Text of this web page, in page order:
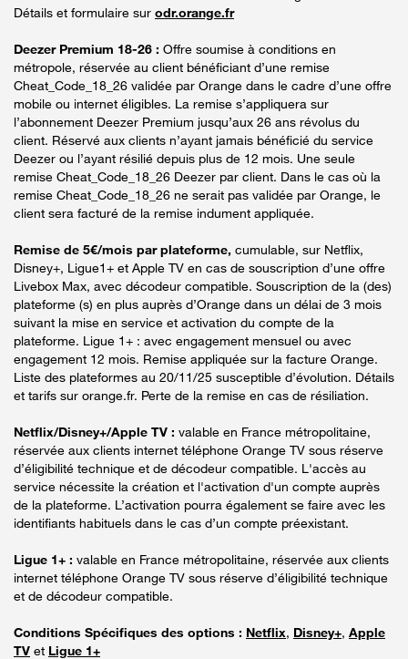
Détails et formulaire sur odr.orange.fr
Deezer Premium 18-26 : Offre soumise à conditions en
métropole, réservée au client bénéficiant d’une remise
Cheat_Code_18_26 validée par Orange dans le cadre d’une offre
mobile ou internet éligibles. La remise s’appliquera sur
l’abonnement Deezer Premium jusqu’aux 26 ans révolus du
client. Réservé aux clients n’ayant jamais bénéficié du service
Deezer ou l’ayant résilié depuis plus de 12 mois. Une seule
remise Cheat_Code_18_26 Deezer par client. Dans le cas où la
remise Cheat_Code_18_26 ne serait pas validée par Orange, le
client sera facturé de la remise indument appliquée.
Remise de 5€/mois par plateforme, cumulable, sur Netflix,
Disney+, Ligue1+ et Apple TV en cas de souscription d’une offre
Livebox Max, avec décodeur compatible. Souscription de la (des)
plateforme (s) en plus auprès d’Orange dans un délai de 3 mois
suivant la mise en service et activation du compte de la
plateforme. Ligue 1+ : avec engagement mensuel ou avec
engagement 12 mois. Remise appliquée sur la facture Orange.
Liste des plateformes au 20/11/25 susceptible d’évolution. Détails
et tarifs sur orange.fr. Perte de la remise en cas de résiliation.
Netflix/Disney+/Apple TV : valable en France métropolitaine,
réservée aux clients internet téléphone Orange TV sous réserve
d’éligibilité technique et de décodeur compatible. L'accès au
service nécessite la création et l'activation d'un compte auprès
de la plateforme. L’activation pourra également se faire avec les
identifiants habituels dans le cas d’un compte préexistant.
Ligue 1+ : valable en France métropolitaine, réservée aux clients
internet téléphone Orange TV sous réserve d’éligibilité technique
et de décodeur compatible.
Conditions Spécifiques des options : Netflix, Disney+, Apple
TV et Ligue 1+